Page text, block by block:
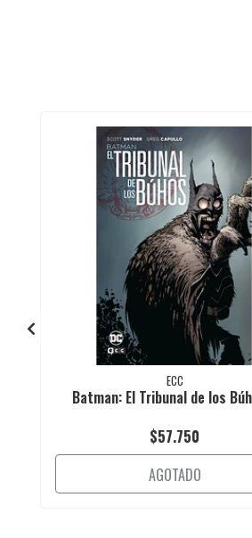
ECC
Batman: El Tribunal de los
$57.750
AGOTADO